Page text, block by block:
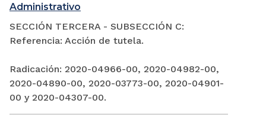
Administrativo
SECCIÓN TERCERA - SUBSECCIÓN C:
Referencia: Acción de tutela.
Radicación: 2020-04966-00, 2020-04982-00,
2020-04890-00, 2020-03773-00, 2020-04901-
00 y 2020-04307-00.